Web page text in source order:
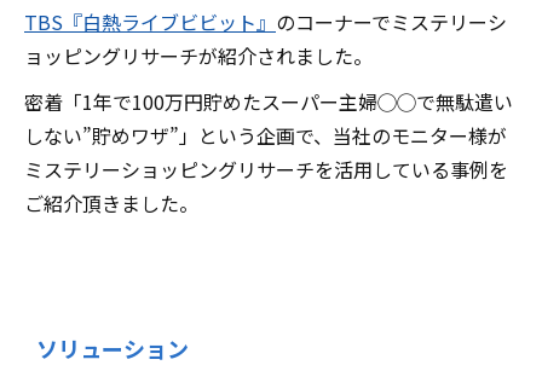
TBS『白熱ライブビビット』 のコーナーでミステリーシ
ョッピングリサーチが紹介されました。
密着「1年で100万円貯めたスーパー主婦◯◯で無駄遣い
しない”貯めワザ”」という企画で、当社のモニター様が
ミステリーショッピングリサーチを活用している事例を
ご紹介頂きました。
ソリューション